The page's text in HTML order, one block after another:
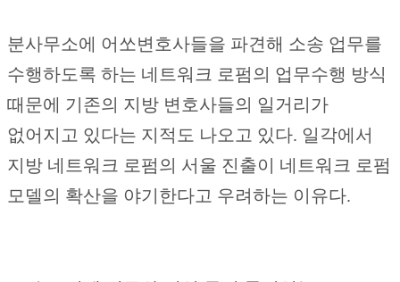
분사무소에 어쏘변호사들을 파견해 소송 업무를
수행하도록 하는 네트워크 로펌의 업무수행 방식
때문에 기존의 지방 변호사들의 일거리가
없어지고 있다는 지적도 나오고 있다. 일각에서
지방 네트워크 로펌의 서울 진출이 네트워크 로펌
모델의 확산을 야기한다고 우려하는 이유다.